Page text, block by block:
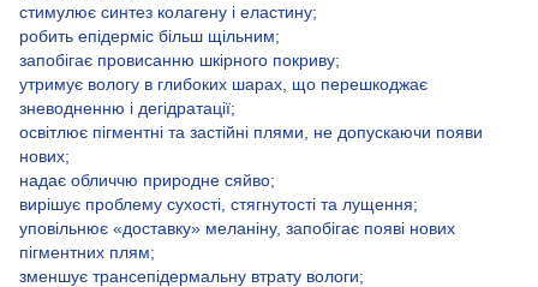
стимулює синтез колагену і еластину;
робить епідерміс більш щільним;
запобігає провисанню шкірного покриву;
утримує вологу в глибоких шарах, що перешкоджає
зневодненню і дегідратації;
освітлює пігментні та застійні плями, не допускаючи появи
нових;
надає обличчю природне сяйво;
вирішує проблему сухості, стягнутості та лущення;
уповільнює «доставку» меланіну, запобігає появі нових
пігментних плям;
зменшує трансепідермальну втрату вологи;